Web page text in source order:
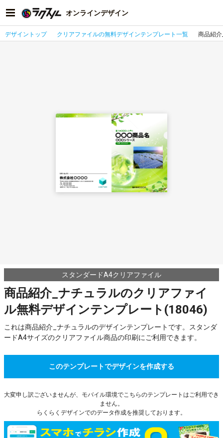
オンラインデザイン
デザイントップ クリアファイルの無料デザインテンプレート一覧 商品紹
スタンダードA4クリアファイル
商品紹介_ナチュラルのクリアファイ
ル無料デザインテンプレート(18046)
これは商品紹介_ナチュラルのデザインテンプレートです。スタンダ
ードA4サイズのクリアファイル商品の印刷にご利用できます。
このテンプレートでデザインを作成する
大変申し訳ございませんが、モバイル環境でこちらのテンプレートはご利用でき
ません。
らくらくデザインでのデータ作成を推奨しております。